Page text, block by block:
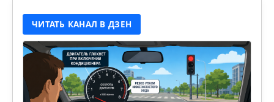
ЧИТАТЬ КАНАЛ В ДЗЕН